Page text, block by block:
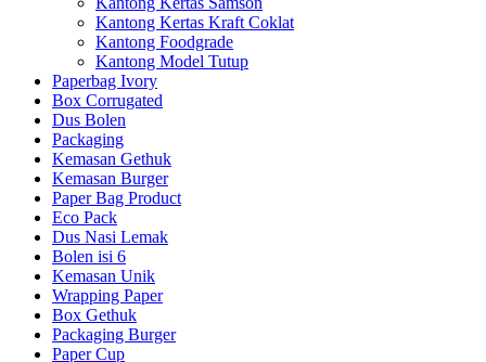
Kantong Kertas Kraft Coklat
Kantong Foodgrade
Kantong Model Tutup
Paperbag Ivory
Box Corrugated
Dus Bolen
Packaging
Kemasan Gethuk
Kemasan Burger
Paper Bag Product
Eco Pack
Dus Nasi Lemak
Bolen isi 6
Kemasan Unik
Wrapping Paper
Box Gethuk
Packaging Burger
Paper Cup